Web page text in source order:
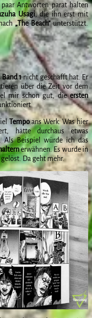
Antworten parat halten
Usagi, die ihn erst mit
„The Beach“unterstützt.
Band 1nicht geschafft hat. Er
über die Zeit vor dem
mir schon gut, dieersten
Tempoans Werk. Was hier
hätte durchaus etwas
Als Beispiel würde ich das
erwähnen. Es wurde in
Da geht mehr.